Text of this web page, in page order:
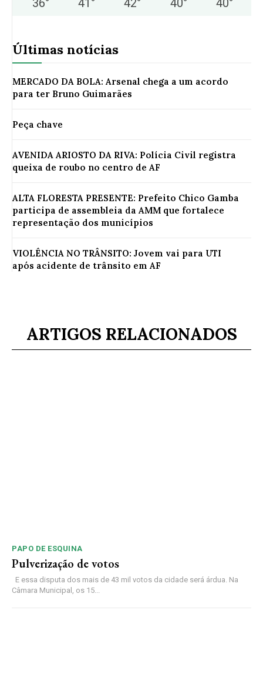
36° 41 ° 42° 40° 40°
Últimas notícias
MERCADO DA BOLA: Arsenal chega a um acordo
para ter Bruno Guimarães
Peça chave
AVENIDA ARIOSTO DA RIVA: Polícia Civil registra
queixa de roubo no centro de AF
ALTA FLORESTA PRESENTE: Prefeito Chico Gamba
participa de assembleia da AMM que fortalece
representação dos municípios
VIOLÊNCIA NO TRÂNSITO: Jovem vai para UTI
após acidente de trânsito em AF
ARTIGOS RELACIONADOS
PAPO DE ESQUINA
Pulverização de votos
E essa disputa dos mais de 43 mil votos da cidade será árdua. Na
Câmara Municipal, os 15...